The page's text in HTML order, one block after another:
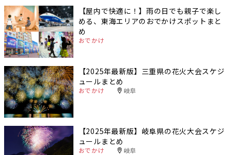
【屋内で快適に！】雨の日でも親子で楽し
める、東海エリアのおでかけスポットまと
め
おでかけ
【2025年最新版】三重県の花火大会スケジ
ュールまとめ
おでかけ 岐阜
【2025年最新版】岐阜県の花火大会スケジ
ュールまとめ
おでかけ 岐阜